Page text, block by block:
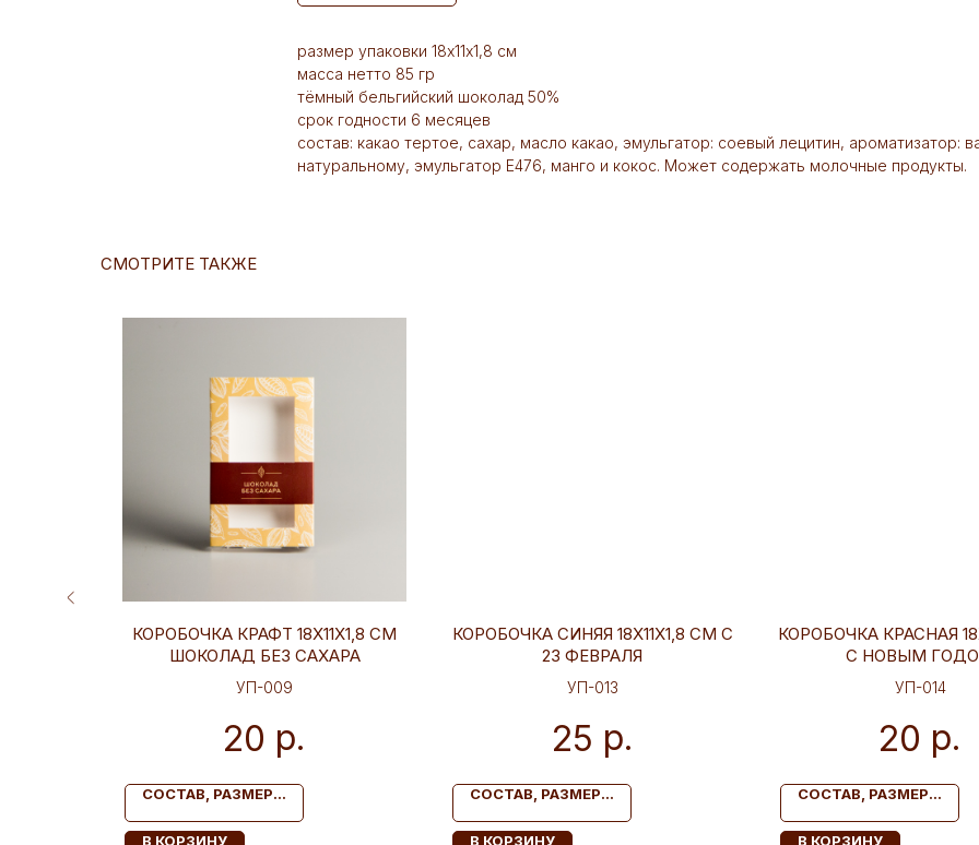
размер упаковки 18х11х1,8 см
масса нетто 85 гр
тёмный бельгийский шоколад 50%
срок годности 6 месяцев
состав: какао тертое, сахар, масло какао, эмульгатор: соевый лецитин, ароматизатор:
натуральному, эмульгатор Е476, манго и кокос. Может содержать молочные продукты.
СМОТРИТЕ ТАКЖЕ
КОРОБОЧКА КРАФТ 18Х11Х1,8 СМ
ШОКОЛАД БЕЗ САХАРА
УП-009
20 р.
СОСТАВ, РАЗМЕР...
В КОРЗИНУ
КОРОБОЧКА СИНЯЯ 18Х11Х1,8 СМ С
23 ФЕВРАЛЯ
УП-013
25 р.
СОСТАВ, РАЗМЕР...
В КОРЗИНУ
КОРОБОЧКА КРАСНАЯ
С НОВЫМ
УП-014
20 р.
СОСТАВ, РАЗМЕР...
В КОРЗИНУ